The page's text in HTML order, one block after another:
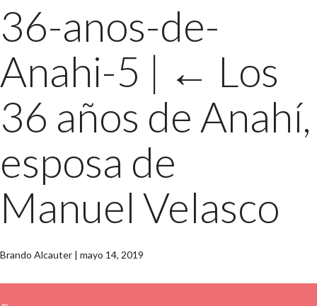
36-anos-de-
Anahi-5 | ← Los
36 años de Anahí,
esposa de
Manuel Velasco
Brando Alcauter | mayo 14, 2019
←